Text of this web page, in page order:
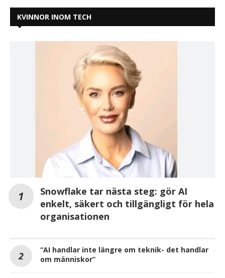
KVINNOR INOM TECH
Snowflake tar nästa steg: gör AI
enkelt, säkert och tillgängligt för hela
organisationen
“AI handlar inte längre om teknik- det handlar
om människor”